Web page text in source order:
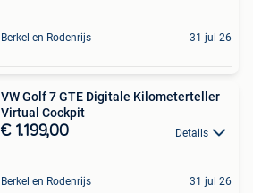
Berkel en Rodenrijs 31 jul 26
VW Golf 7 GTE Digitale Kilometerteller
Virtual Cockpit
€ 1.199,00 Details
Berkel en Rodenrijs 31 jul 26